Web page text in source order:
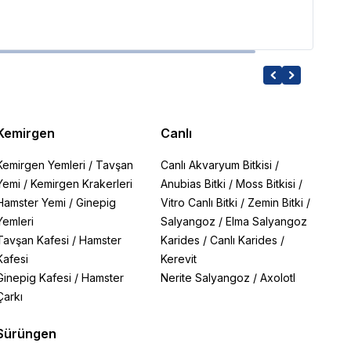
Yemleri / Tavşan
/ Kemirgen Krakerleri
Yemi / Ginepig
Kafesi / Hamster
Kafesi / Hamster
Canlı
Canlı Akvaryum Bitkisi /
Anubias Bitki /Moss Bitkisi /
Vitro Canlı Bitki / Zemin Bitki /
Salyangoz /Elma Salyangoz
Karides /Canlı Karides /
Kerevit
Nerite Salyangoz /Axolotl